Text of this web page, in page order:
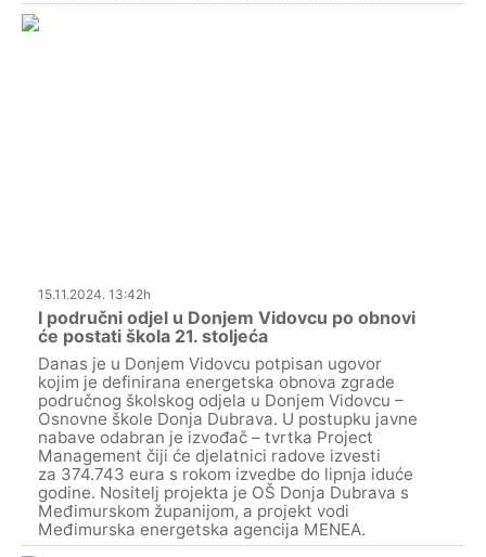
15.11.2024. 13:42h
I područni odjel u Donjem Vidovcu po obnovi
će postati škola 21. stoljeća
Danas je u Donjem Vidovcu potpisan ugovor
kojim je definirana energetska obnova zgrade
područnog školskog odjela u Donjem Vidovcu –
Osnovne škole Donja Dubrava. U postupku javne
nabave odabran je izvođač – tvrtka Project
Management čiji će djelatnici radove izvesti
za 374.743 eura s rokom izvedbe do lipnja iduće
godine. Nositelj projekta je OŠ Donja Dubrava s
Međimurskom županijom, a projekt vodi
Međimurska energetska agencija MENEA.